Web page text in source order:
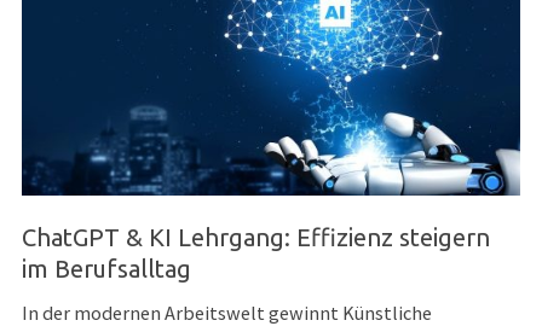
PROJEKT
ZUR
VERÖFFENTLICHUNG"
ChatGPT & KI Lehrgang: Effizienz steigern
im Berufsalltag
In der modernen Arbeitswelt gewinnt Künstliche